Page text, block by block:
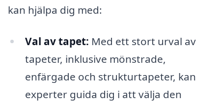
kan hjälpa dig med:
Val av tapet: Med ett stort urval av
tapeter, inklusive mönstrade,
enfärgade och strukturtapeter, kan
experter guida dig i att välja den